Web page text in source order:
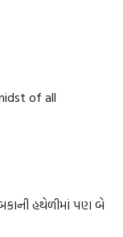
of all
હથેળીમાં પણ બે